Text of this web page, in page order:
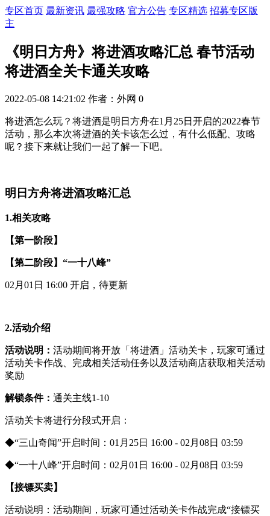
专区首页 最新资讯 最强攻略 官方公告 专区精选 招募专区版
主
《明日方舟》将进酒攻略汇总 春节活动
将进酒全关卡通关攻略
2022-05-08 14:21:02 作者：外网 0
将进酒怎么玩？将进酒是明日方舟在1月25日开启的2022春节
活动，那么本次将进酒的关卡该怎么过，有什么低配、攻略
呢？接下来就让我们一起了解一下吧。
明日方舟将进酒攻略汇总
1.相关攻略
【第一阶段】
【第二阶段】“一十八峰”
02月01日 16:00 开启，待更新
2.活动介绍
活动说明： 活动期间将开放「将进酒」活动关卡，玩家可通过
活动关卡作战、完成相关活动任务以及活动商店获取相关活动
奖励
解锁条件： 通关主线1-10
活动关卡将进行分段式开启：
◆“三山奇闻”开启时间：01月25日 16:00 - 02月08日 03:59
◆“一十八峰”开启时间：02月01日 16:00 - 02月08日 03:59
【接镖买卖】
活动说明：活动期间，玩家可通过活动关卡作战完成“接镖买